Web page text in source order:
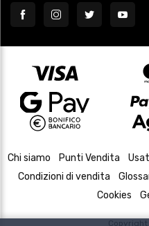
Chi siamo Punti Vendita
Condizioni di vendita
Cookies